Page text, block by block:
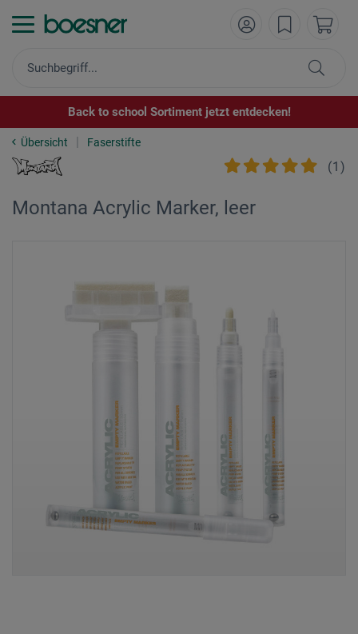
Back to school Sortiment jetzt entdecken!
Übersicht Faserstifte
(1 )
Montana Acrylic Marker, leer